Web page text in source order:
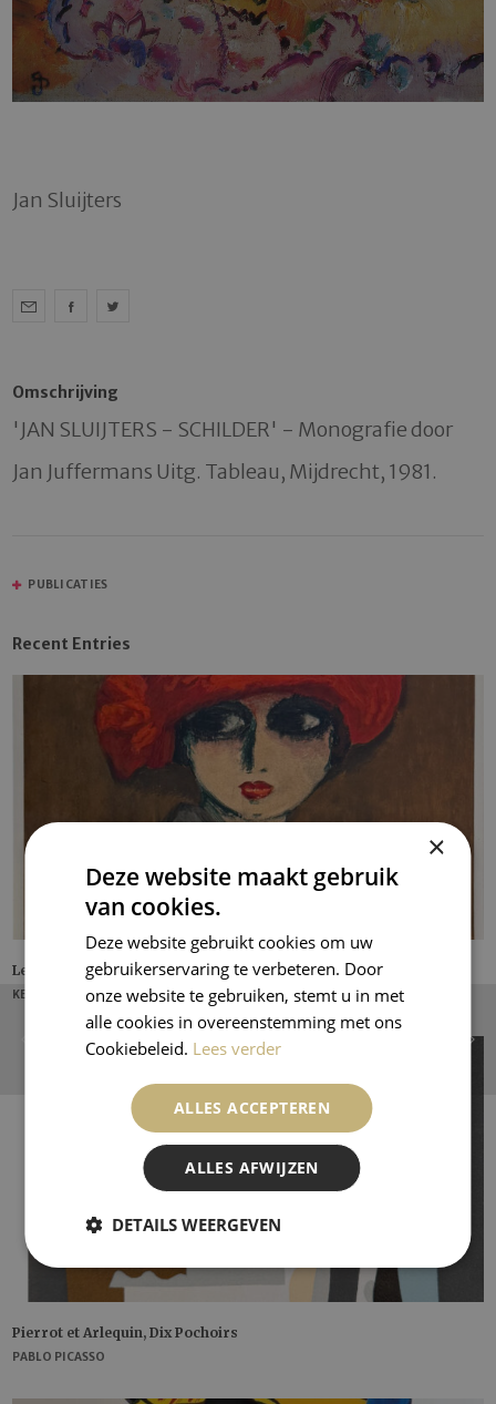
Jan Sluijters
Omschrijving
'JAN SLUIJTERS - SCHILDER' - Monografie door
PUBLICATIES
Recent Entries
Le Coquelicot
KEES VAN DONGEN
Pierrot et Arlequin, Dix Pochoirs
PABLO PICASSO
×
Deze website maakt gebruik
van cookies.
Deze website gebruikt cookies om uw
gebruikerservaring te verbeteren. Door
onze website te gebruiken, stemt u in met
alle cookies in overeenstemming met ons
Cookiebeleid. Lees verder
ALLES ACCEPTEREN
ALLES AFWIJZEN
DETAILS WEERGEVEN